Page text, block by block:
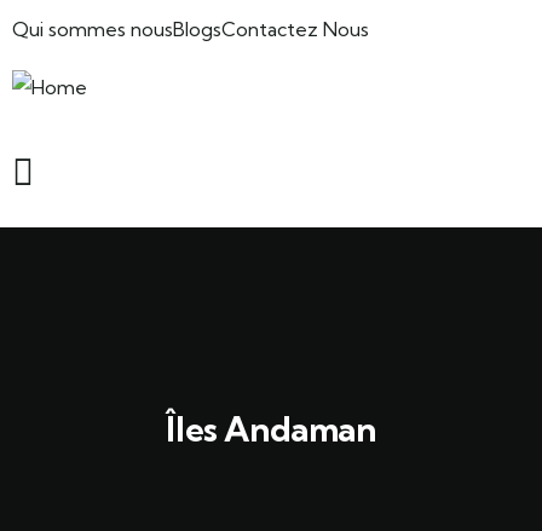
Qui sommes nousBlogsContactez Nous
Îles Andaman